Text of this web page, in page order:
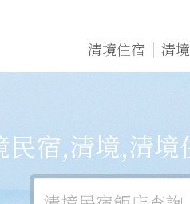
清境住宿 清
民宿,清境,清